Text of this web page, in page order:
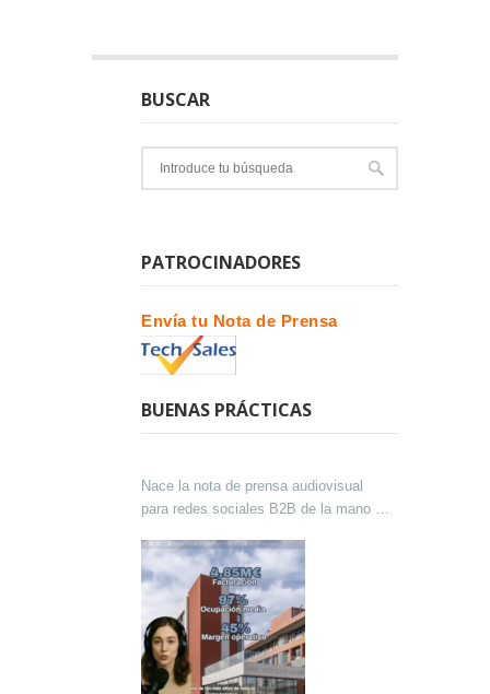
BUSCAR
PATROCINADORES
Envía tu Nota de Prensa
BUENAS PRÁCTICAS
Nace la nota de prensa audiovisual
para redes sociales B2B de la mano de